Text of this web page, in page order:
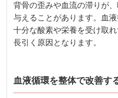
背骨の歪みや血流の滞りが
与えることがあります。血
十分な酸素や栄養を受け取
長引く原因となります。
血液循環を整体で改善す